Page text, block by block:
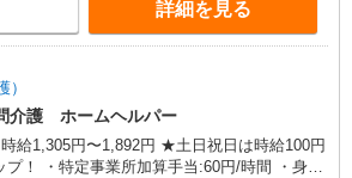
詳細を見る
介護 ホームヘルパー
時給1,305円〜1,892円 ★土日祝日は時給100円
プ！ ・特定事業所加算手当:60円/時間 ・身体